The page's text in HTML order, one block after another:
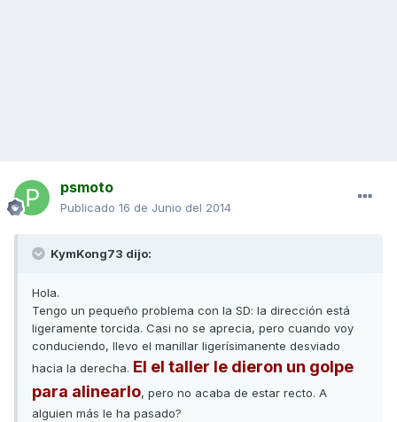
psmoto
Publicado 16 de Junio del 2014
KymKong73 dijo:
Hola.
Tengo un pequeño problema con la SD: la dirección está
ligeramente torcida. Casi no se aprecia, pero cuando voy
conduciendo, llevo el manillar ligerísimanente desviado
hacia la derecha. El el taller le dieron un golpe
para alinearlo, pero no acaba de estar recto. A
alguien más le ha pasado?